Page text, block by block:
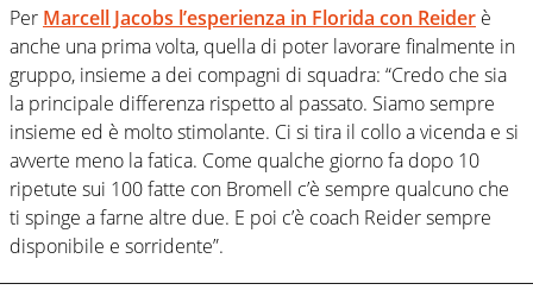
Per Marcell Jacobs l’esperienza in Florida con Reider è
anche una prima volta, quella di poter lavorare finalmente in
gruppo, insieme a dei compagni di squadra: “Credo che sia
la principale differenza rispetto al passato. Siamo sempre
insieme ed è molto stimolante. Ci si tira il collo a vicenda e si
avverte meno la fatica. Come qualche giorno fa dopo 10
ripetute sui 100 fatte con Bromell c’è sempre qualcuno che
ti spinge a farne altre due. E poi c’è coach Reider sempre
disponibile e sorridente”.